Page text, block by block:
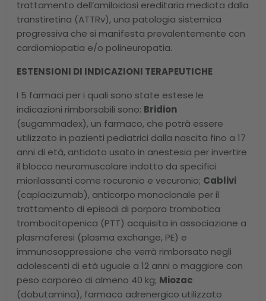
trattamento dell’amiloidosi ereditaria mediata dalla
transtiretina (ATTRv), una patologia sistemica
progressiva che si manifesta prevalentemente con
cardiomiopatia e/o polineuropatia.
ESTENSIONI DI INDICAZIONI TERAPEUTICHE
I 5 farmaci per i quali sono state estese le
indicazioni rimborsabili sono: Bridion
(sugammadex), un farmaco, che potrà essere
utilizzato in pazienti pediatrici dalla nascita fino a 17
anni di età, antidoto usato in anestesia per invertire
il blocco neuromuscolare indotto da specifici
miorilassanti come rocuronio e vecuronio; Cablivi
(caplacizumab), anticorpo monoclonale per il
trattamento di episodi di porpora trombotica
trombocitopenica (PTT) acquisita in associazione a
plasmaferesi (plasma exchange, PE) e
immunosoppressione che verrà rimborsato negli
adolescenti di età uguale a 12 anni o maggiore con
peso corporeo di almeno 40 kg; Miozac
(dobutamina), farmaco adrenergico utilizzato